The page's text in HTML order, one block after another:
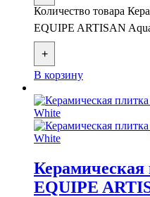
Количество товара
EQUIPE ARTISAN
+
В корзину
Керамическая
EQUIPE